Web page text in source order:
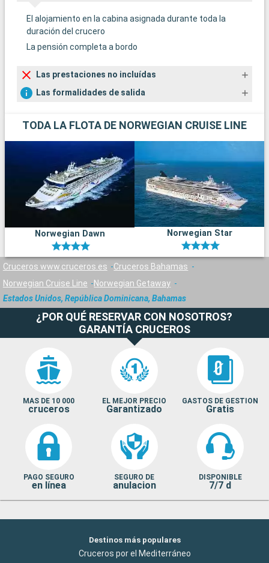
El alojamiento en la cabina asignada durante toda la
duración del crucero
La pensión completa a bordo
Las prestaciones no incluídas
Las formalidades de salida
TODA LA FLOTA DE NORWEGIAN CRUISE LINE
Norwegian Dawn Norwegian Star
Cruceros www.cruceros.es
Cruceros Bahamas
Norwegian Cruise Line
Norwegian Getaway
Estados Unidos, República Dominicana, Bahamas
¿POR QUÉ RESERVAR CON NOSOTROS?
GARANTÍA CRUCEROS
MAS DE 10 000
cruceros
EL MEJOR PRECIO
Garantizado
GASTOS DE GESTION
Gratis
PAGO SEGURO
en línea
SEGURO DE
anulacion
DISPONIBLE
7/7 d
Destinos más populares
Cruceros por el Mediterráneo